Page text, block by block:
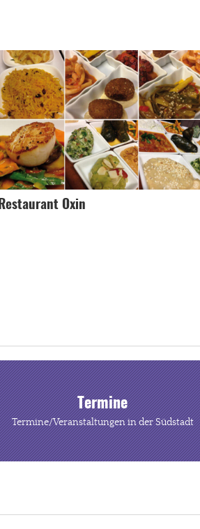
Restaurant Oxin
Termine
Termine/Veranstaltungen in der Südstadt